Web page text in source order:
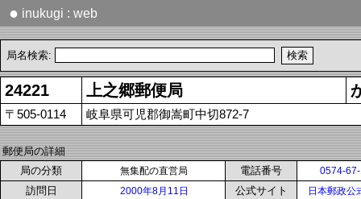
● inukugi : web
局名検索:
24221 上之郷郵便局
〒505-0114 岐阜県可児郡御嵩町中切872-7
郵便局の詳細
局の分類
無集配の直営局 電話番号 0574-
訪問日 2000年8月11日 公式サイト 日本郵政公